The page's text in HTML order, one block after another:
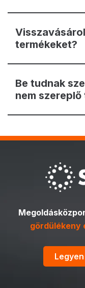
termékeket?
Be tudnak
nem
gördülékeny